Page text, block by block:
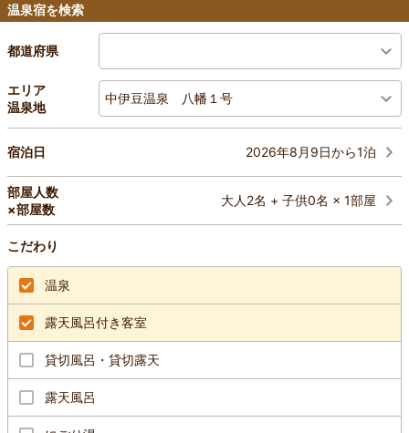
温泉宿を検索
都道府県
エリア
温泉地
中伊豆温泉 八幡１号
宿泊日 2026年8月9日から1泊
部屋人数
×部屋数
大人2名 + 子供0名 × 1部屋
こだわり
温泉
露天風呂付き客室
貸切風呂・貸切露天
露天風呂